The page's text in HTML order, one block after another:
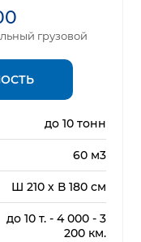
грузовой
до 10 тонн
60 м3
Ш 210 х В 180 см
до 10 т. - 4 000 - 3
200 км.